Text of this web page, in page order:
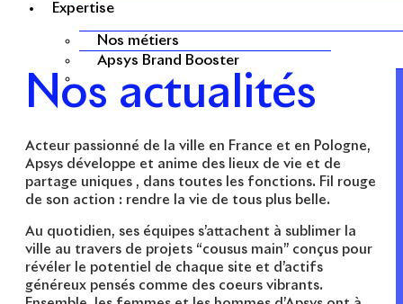
Expertise
Nos métiers
Apsys Brand Booster
Nos actualités
Acteur passionné de la ville en France et en Pologne,
Apsys développe et anime des lieux de vie et de
partage uniques , dans toutes les fonctions. Fil rouge
de son action : rendre la vie de tous plus belle.
Au quotidien, ses équipes s’attachent à sublimer la
ville au travers de projets “cousus main” conçus pour
révéler le potentiel de chaque site et d’actifs
généreux pensés comme des coeurs vibrants.